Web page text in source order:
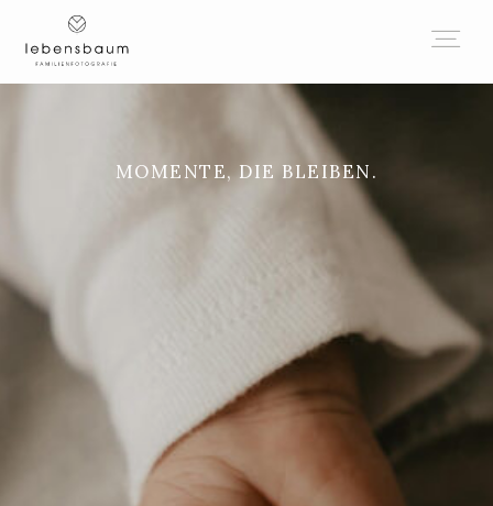
ÜBER MICH
FOTOGRAFIE
MOMENTE, DIE BLEIBEN.